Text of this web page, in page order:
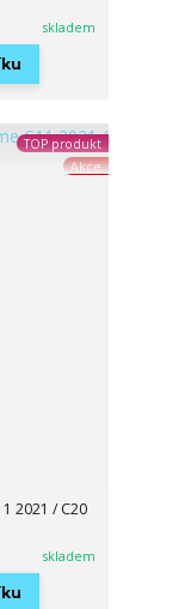
skladem
TOP produkt
Akce
2021 / C20
skladem